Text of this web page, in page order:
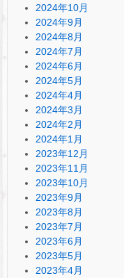
2024年10月
2024年9月
2024年8月
2024年7月
2024年6月
2024年5月
2024年4月
2024年3月
2024年2月
2024年1月
2023年12月
2023年11月
2023年10月
2023年9月
2023年8月
2023年7月
2023年6月
2023年5月
2023年4月